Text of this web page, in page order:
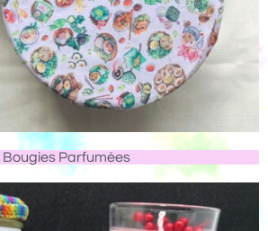
Bougies Parfumées